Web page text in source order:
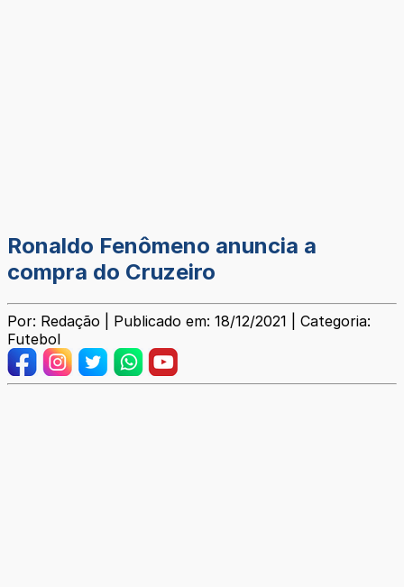
Ronaldo Fenômeno anuncia a
compra do Cruzeiro
Por: Redação | Publicado em: 18/12/2021 | Categoria:
Futebol